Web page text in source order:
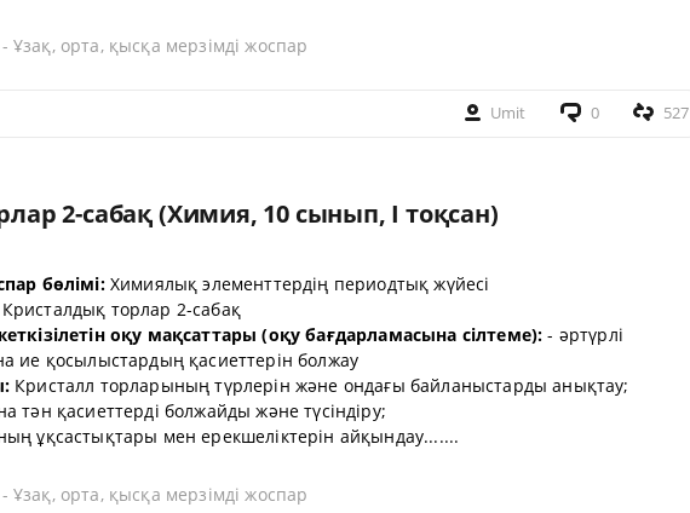
орта, қысқа мерзімді жоспар
Umit 0 527
2-сабақ (Химия, 10 сынып, I тоқсан)
бөлімі:Химиялық элементтердің периодтық жүйесі
Кристалдық торлар 2-сабақ
оқу мақсаттары (оқу бағдарламасына сілтеме): - әртүрлі
ие қосылыстардың қасиеттерін болжау
Кристалл торларының түрлерін және ондағы байланыстарды анықтау;
тән қасиеттерді болжайды және түсіндіру;
ұқсастықтары мен ерекшеліктерін айқындау.......
орта, қысқа мерзімді жоспар